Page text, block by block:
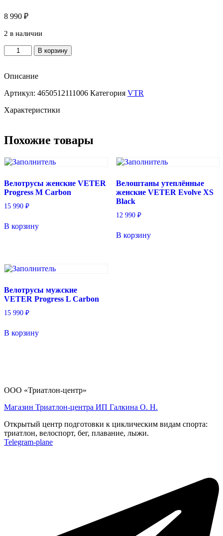
8 990 ₽
2 в наличии
Количество
товара
женская
длинным
VETER
Babybreath
В корзину
Описание
Артикул: 4650512111006 Категория VTR
Характеристики
Похожие товары
Велотрусы женские VETER
Progress M Carbon
15 990 ₽
В корзину
Велоштаны утеплённые
женские VETER Evolve XS
Black
12 990 ₽
В корзину
Велотрусы мужские
VETER Progress L Carbon
15 990 ₽
В корзину
ООО «Триатлон-центр»
Магазин Триатлон-центра ИП Галкина О. Н.
Открытый центр подготовки к циклическим видам спорта:
триатлон, велоспорт, бег, плавание, лыжи.
Telegram-plane